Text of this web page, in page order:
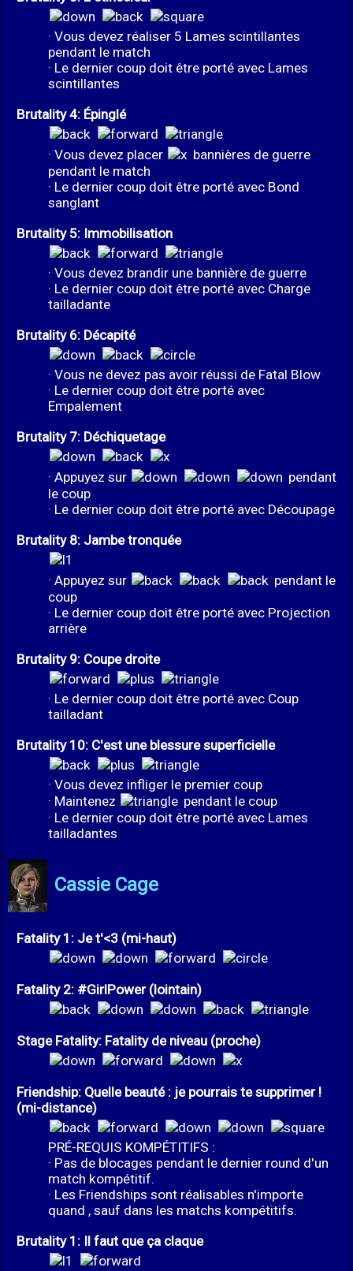
· Vous devez réaliser 5 Lames scintillantes
pendant le match
· Le dernier coup doit être porté avec Lames
scintillantes
Brutality 4: Épinglé
· Vous devez placer
bannières de guerre
pendant le match
· Le dernier coup doit être porté avec Bond
sanglant
Brutality 5: Immobilisation
· Vous devez brandir une bannière de guerre
· Le dernier coup doit être porté avec Charge
tailladante
Brutality 6: Décapité
· Vous ne devez pas avoir réussi de Fatal Blow
· Le dernier coup doit être porté avec
Empalement
Brutality 7: Déchiquetage
· Appuyez sur
pendant
le coup
· Le dernier coup doit être porté avec Découpage
Brutality 8: Jambe tronquée
· Appuyez sur
pendant le
coup
· Le dernier coup doit être porté avec Projection
arrière
Brutality 9: Coupe droite
· Le dernier coup doit être porté avec Coup
tailladant
Brutality 10: C'est une blessure superficielle
· Vous devez infliger le premier coup
· Maintenez
pendant le coup
· Le dernier coup doit être porté avec Lames
tailladantes
Cassie Cage
Fatality 1: Je t'<3 (mi-haut)
Fatality 2: #GirlPower (lointain)
Stage Fatality: Fatality de niveau (proche)
Friendship: Quelle beauté : je pourrais te supprimer !
(mi-distance)
PRÉ-REQUIS KOMPÉTITIFS :
· Pas de blocages pendant le dernier round d'un
match kompétitif.
· Les Friendships sont réalisables n'importe
quand , sauf dans les matchs kompétitifs.
Brutality 1: Il faut que ça claque